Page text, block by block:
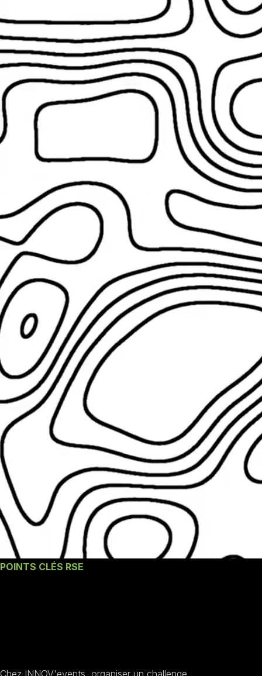
POINTS CLÉS RSE
Chez INNOV'events, organiser un challenge